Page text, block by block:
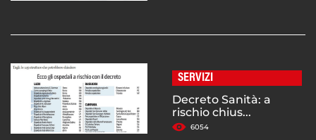
SERVIZI
Decreto Sanità: a
rischio chius...
6054